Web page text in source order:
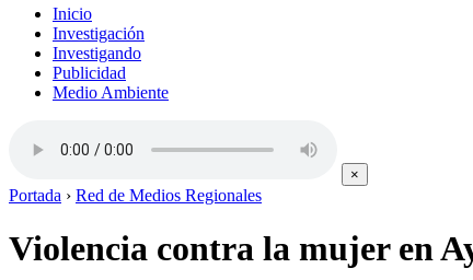
Inicio
Investigación
Investigando
Publicidad
Medio Ambiente
×
Portada › Red de Medios Regionales
Violencia contra la mujer en